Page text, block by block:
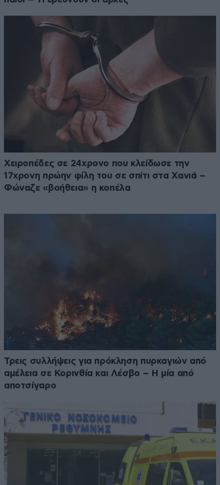
Χειροπέδες σε 24χρονο που κλείδωσε την
17χρονη πρώην φίλη του σε σπίτι στα Χανιά –
Φώναζε «βοήθεια» η κοπέλα
Τρεις συλλήψεις για πρόκληση πυρκαγιών από
αμέλεια σε Κορινθία και Λέσβο – Η μία από
αποτσίγαρο